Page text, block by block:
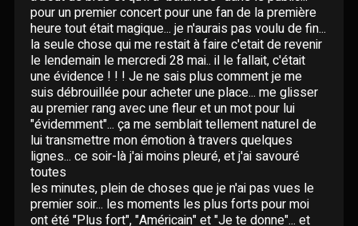
CHANSONS
Adaptations étrangères
En un clin d'oeil
Paroles données
Pseudonymes
DISCOGRAPHIE
Albums
Certifications
VIDÉOGRAPHIE
CONCERTS
ÉCRITS
pour un premier concert pour une fan de la première
heure tout était magique... je n'aurais pas voulu de fin...
la seule chose qui me restait à faire c'etait de revenir
le lendemain le mercredi 28 mai.. il le fallait, c'était
une évidence ! ! ! Je ne sais plus comment je me
suis débrouillée pour acheter une place... me glisser
au premier rang avec une fleur et un mot pour lui
"évidemment"... ça me semblait tellement naturel de
lui transmettre mon émotion à travers quelques
lignes... ce soir-là j'ai moins pleuré, et j'ai savouré
toutes
les minutes, plein de choses que je n'ai pas vues le
premier soir... les moments les plus forts pour moi
ont été "Plus fort", "Américain" et "Je te donne"... et